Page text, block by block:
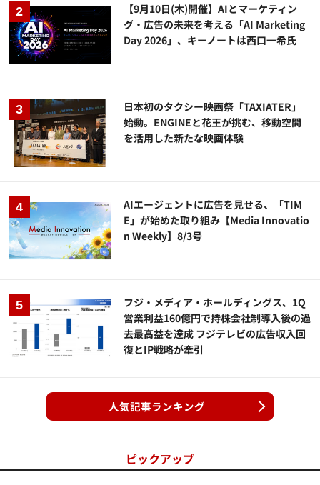
【9月10日(木)開催】AIとマーケティン
グ・広告の未来を考える「AI Marketing
Day 2026」、キーノートは西口一希氏
日本初のタクシー映画祭「TAXIATER」
始動。ENGINEと花王が挑む、移動空間
を活用した新たな映画体験
AIエージェントに広告を見せる、「TIM
E」が始めた取り組み【Media Innovatio
n Weekly】8/3号
フジ・メディア・ホールディングス、1Q
営業利益160億円で持株会社制導入後の過
去最高益を達成 フジテレビの広告収入回
復とIP戦略が牽引
人気記事ランキング
ピックアップ